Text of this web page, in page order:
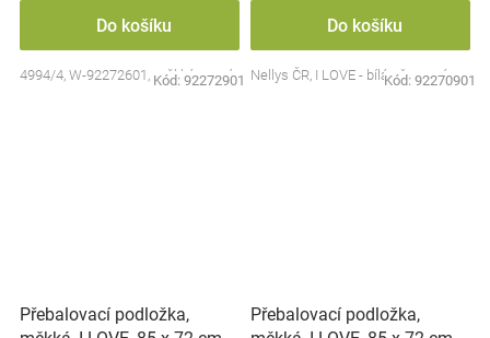
Do košíku
4994/4, W-92272601, měkká, rovná
Kód: 92272901
Do košíku
Nellys ČR, I LOVE - bílá - červená
Kód: 92270901
Přebalovací podložka,
Přebalovací podložka,